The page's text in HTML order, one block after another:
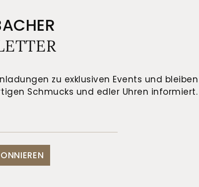
zu exklusiven Events und
Schmucks und edler Uhren informiert.